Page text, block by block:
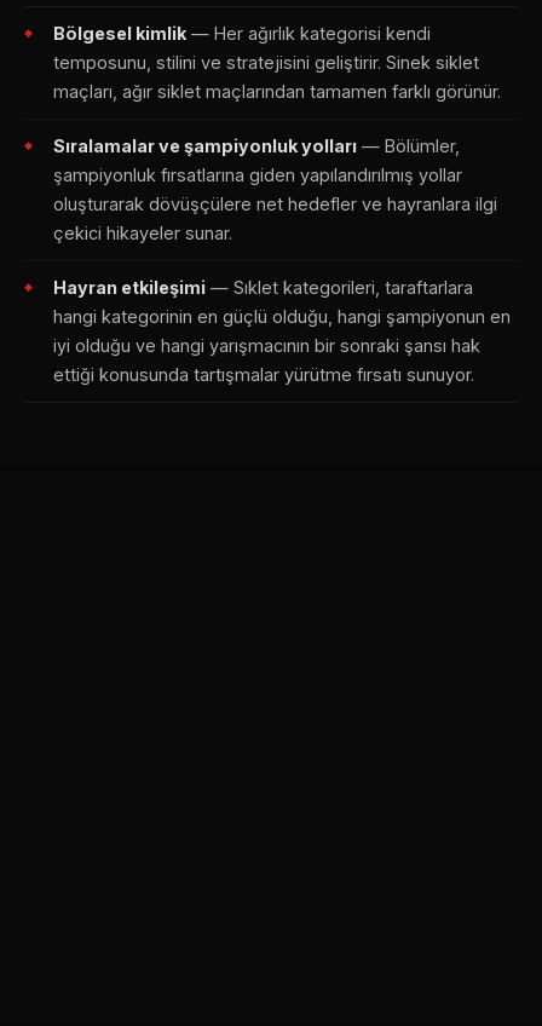
Bölgesel kimlik — Her ağırlık kategorisi kendi
temposunu, stilini ve stratejisini geliştirir. Sinek siklet
maçları, ağır siklet maçlarından tamamen farklı görünür.
Sıralamalar ve şampiyonluk yolları — Bölümler,
şampiyonluk fırsatlarına giden yapılandırılmış yollar
oluşturarak dövüşçülere net hedefler ve hayranlara ilgi
çekici hikayeler sunar.
Hayran etkileşimi — Sıklet kategorileri, taraftarlara
hangi kategorinin en güçlü olduğu, hangi şampiyonun en
iyi olduğu ve hangi yarışmacının bir sonraki şansı hak
ettiği konusunda tartışmalar yürütme fırsatı sunuyor.